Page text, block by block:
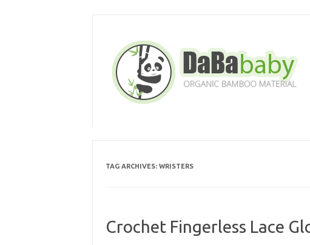
TAG ARCHIVES: WRISTERS
Crochet Fingerless Lace